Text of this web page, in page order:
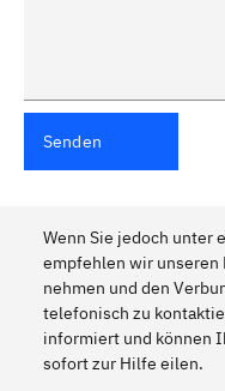
Senden
Wenn Sie jedoch unter
empfehlen wir unseren
nehmen und den
telefonisch zu
informiert und können
sofort zur Hilfe eilen.